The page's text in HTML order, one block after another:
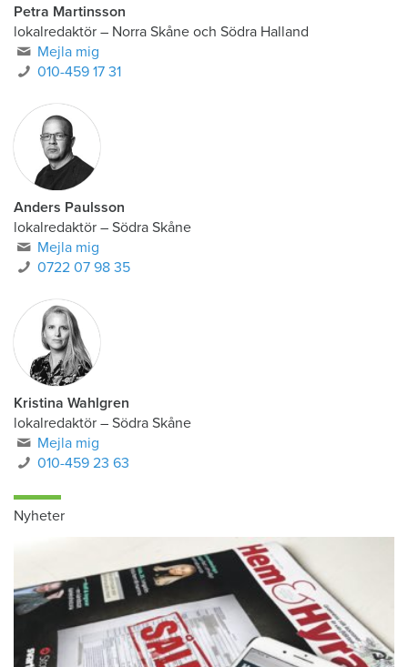
Petra Martinsson
lokalredaktör–
Mejla mig
Anders Paulsson
lokalredaktör–
Mejla mig
Kristina Wahlgren
lokalredaktör–
Mejla mig